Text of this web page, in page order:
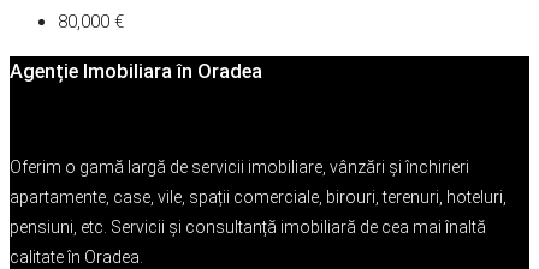
80,000 €
Agenție Imobiliara în Oradea
Oferim o gamă largă de servicii imobiliare, vânzări și închirieri
apartamente, case, vile, spații comerciale, birouri, terenuri, hoteluri,
pensiuni, etc. Servicii și consultanță imobiliară de cea mai înaltă
calitate în Oradea.